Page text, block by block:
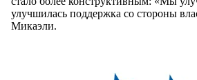
улучшилась поддержка со стороны
Микаэли.